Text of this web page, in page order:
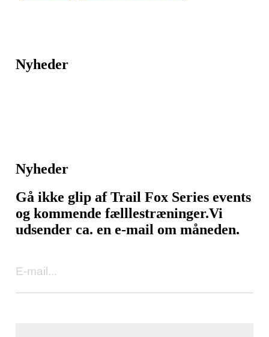
Nyheder
Nyheder
Gå ikke glip af Trail Fox Series events
og kommende fælllestræninger.Vi
udsender ca. en e-mail om måneden.